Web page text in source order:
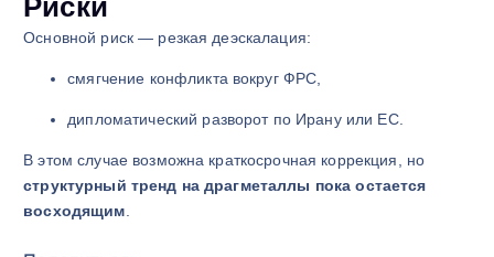
Риски
Основной риск — резкая деэскалация:
смягчение конфликта вокруг ФРС,
дипломатический разворот по Ирану или ЕС.
В этом случае возможна краткосрочная коррекция, но
структурный тренд на драгметаллы пока остается
восходящим.